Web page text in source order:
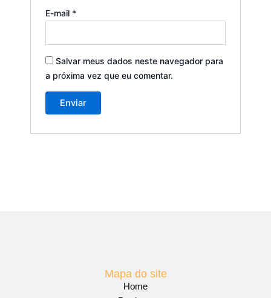
E-mail *
Salvar meus dados neste navegador para
a próxima vez que eu comentar.
Mapa do site
Home